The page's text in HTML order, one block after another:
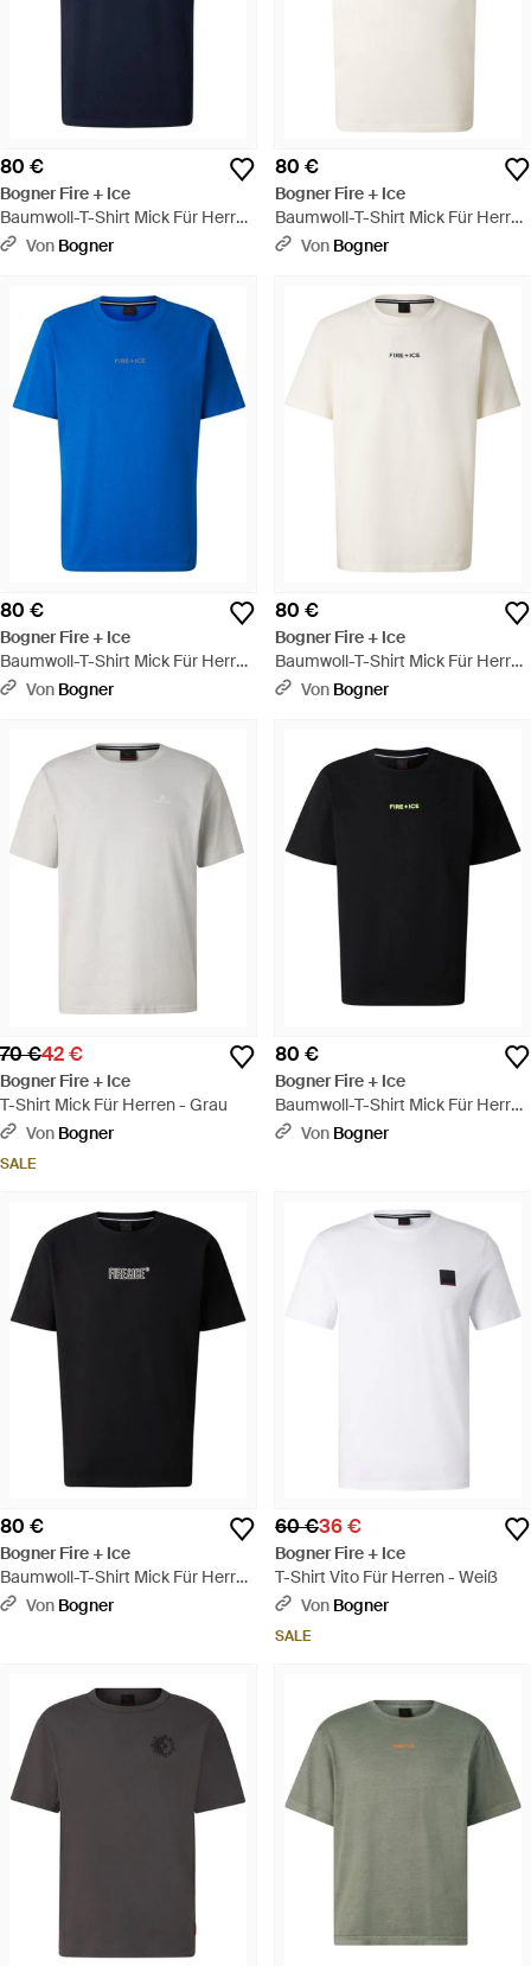
80 €
Bogner Fire + Ice
Baumwoll-T-Shirt Mick Für Herren
- Blau
Von Bogner
80 €
Bogner Fire + Ice
Baumwoll-T-Shirt Mick Für Herren
- Weiß
Von Bogner
80 €
Bogner Fire + Ice
Baumwoll-T-Shirt Mick Für Herren
- Blau
Von Bogner
80 €
Bogner Fire + Ice
Baumwoll-T-Shirt Mick Für Herren
- Natur
Von Bogner
70 €42 €
Bogner Fire + Ice
T-Shirt Mick Für Herren - Grau
Von Bogner
SALE
80 €
Bogner Fire + Ice
Baumwoll-T-Shirt Mick Für Herren
- Schwarz
Von Bogner
80 €
Bogner Fire + Ice
Baumwoll-T-Shirt Mick Für Herren
- Schwarz
Von Bogner
60 €36 €
Bogner Fire + Ice
T-Shirt Vito Für Herren - Weiß
Von Bogner
SALE